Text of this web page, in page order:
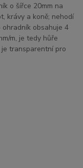
o šířce 20mm na
krávy a koně; nehodí
ohradník obsahuje 4
m, je tedy hůře
transparentní pro